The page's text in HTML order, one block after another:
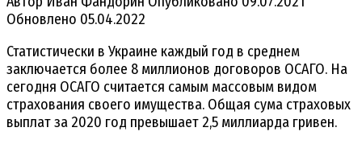
Обновлено 05.04.2022
Статистически в Украине каждый год в среднем
заключается более 8 миллионов договоров ОСАГО. На
сегодня ОСАГО считается самым массовым видом
страхования своего имущества. Общая сума страховых
выплат за 2020 год превышает 2,5 миллиарда гривен.